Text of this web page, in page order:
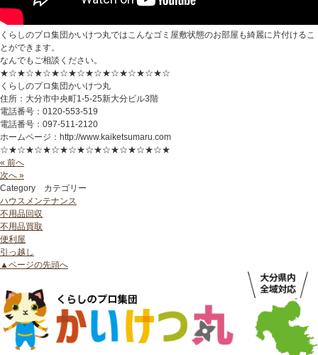
くらしのプロ集団かいけつ丸ではこんなゴミ屋敷状態のお部屋も綺麗に片付けるこ
とができます。
なんでもご相談ください。
★☆★☆★☆★☆★☆★☆★☆★☆★☆★☆
くらしのプロ集団かいけつ丸
住所：大分市中央町1-5-25新大分ビル3階
電話番号：0120-553-519
電話番号：097-511-2120
ホームページ：http://www.kaiketsumaru.com
☆★☆★☆★☆★☆★☆★☆★☆★☆★☆★
« 前へ
次へ »
Category カテゴリー
ハウスメンテナンス
不用品回収
不用品買取
便利屋
引っ越し
▲ページの先頭へ